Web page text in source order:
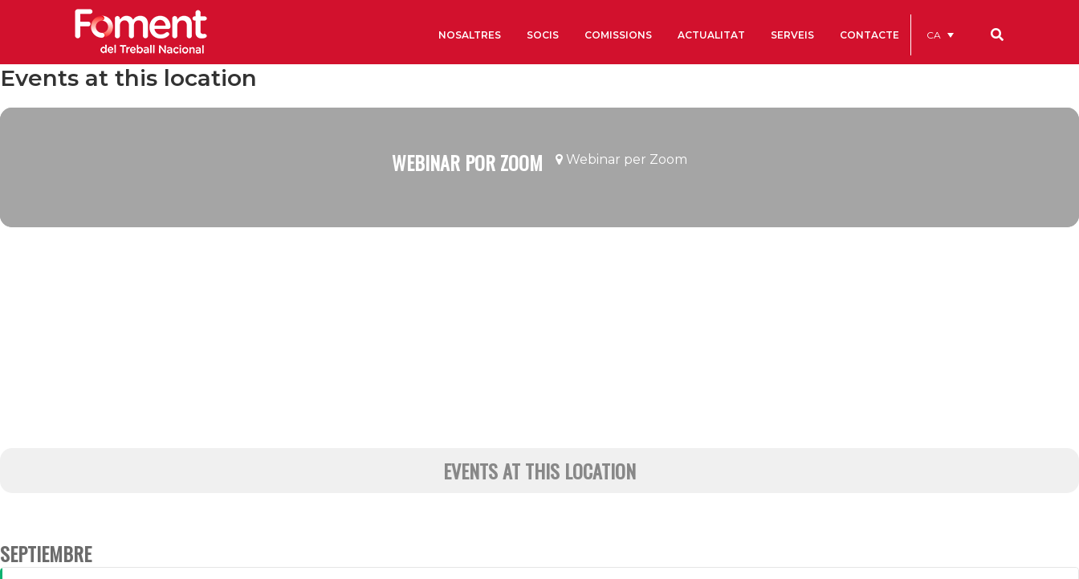
NOSALTRES
Òrgans Consultius
SOCIS COMISSIONS ACTUALITAT SERVEIS CONTACTE CA
Events at this location
WEBINAR POR ZOOM Webinar per Zoom
EVENTS AT THIS LOCATION
SEPTIEMBRE